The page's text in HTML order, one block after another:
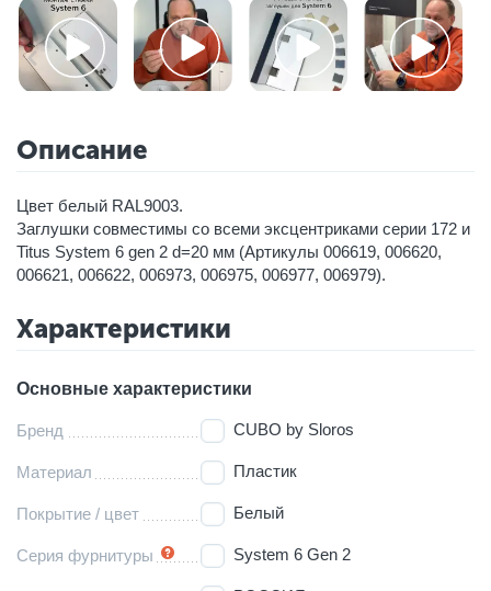
Описание
Цвет белый RAL9003.
Заглушки совместимы со всеми эксцентриками серии 172 и
Titus System 6 gen 2 d=20 мм (Артикулы 006619, 006620,
006621, 006622, 006973, 006975, 006977, 006979).
Характеристики
Основные характеристики
Бренд CUBO by Sloros
Материал Пластик
Покрытие / цвет Белый
Серия фурнитуры System 6 Gen 2